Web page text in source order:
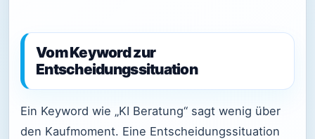
Vom Keyword zur
Entscheidungssituation
Ein Keyword wie „KI Beratung“ sagt wenig über
den Kaufmoment. Eine Entscheidungssituation